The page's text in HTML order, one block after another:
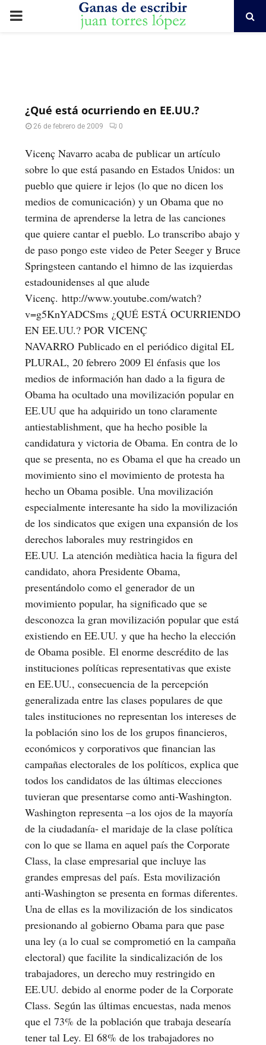
PRIMARY
¿Qué está ocurriendo en EE.UU.?
26 de febrero de 2009 0
Vicenç Navarro acaba de publicar un artículo
sobre lo que está pasando en Estados Unidos: un
pueblo que quiere ir lejos (lo que no dicen los
medios de comunicación) y un Obama que no
termina de aprenderse la letra de las canciones
que quiere cantar el pueblo. Lo transcribo abajo y
de paso pongo este video de Peter Seeger y Bruce
Springsteen cantando el himno de las izquierdas
estadounidenses al que alude
Vicenç. http://www.youtube.com/watch?
v=g5KnYADCSms ¿QUÉ ESTÁ OCURRIENDO
EN EE.UU.? POR VICENÇ
NAVARRO Publicado en el periódico digital EL
PLURAL, 20 febrero 2009 El énfasis que los
medios de información han dado a la figura de
Obama ha ocultado una movilización popular en
EE.UU que ha adquirido un tono claramente
antiestablishment, que ha hecho posible la
candidatura y victoria de Obama. En contra de lo
que se presenta, no es Obama el que ha creado un
movimiento sino el movimiento de protesta ha
hecho un Obama posible. Una movilización
especialmente interesante ha sido la movilización
de los sindicatos que exigen una expansión de los
derechos laborales muy restringidos en
EE.UU. La atención mediàtica hacia la figura del
candidato, ahora Presidente Obama,
presentándolo como el generador de un
movimiento popular, ha significado que se
desconozca la gran movilización popular que está
existiendo en EE.UU. y que ha hecho la elección
de Obama posible. El enorme descrédito de las
instituciones políticas representativas que existe
en EE.UU., consecuencia de la percepción
generalizada entre las clases populares de que
tales instituciones no representan los intereses de
la población sino los de los grupos financieros,
económicos y corporativos que financian las
campañas electorales de los políticos, explica que
todos los candidatos de las últimas elecciones
tuvieran que presentarse como anti-Washington.
Washington representa –a los ojos de la mayoría
de la ciudadanía- el maridaje de la clase política
con lo que se llama en aquel país the Corporate
Class, la clase empresarial que incluye las
grandes empresas del país. Esta movilización
anti-Washington se presenta en formas diferentes.
Una de ellas es la movilización de los sindicatos
presionando al gobierno Obama para que pase
una ley (a lo cual se comprometió en la campaña
electoral) que facilite la sindicalización de los
trabajadores, un derecho muy restringido en
EE.UU. debido al enorme poder de la Corporate
Class. Según las últimas encuestas, nada menos
que el 73% de la población que trabaja desearía
tener tal Ley. El 68% de los trabajadores no